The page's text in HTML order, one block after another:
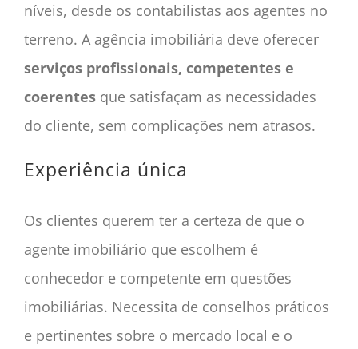
níveis, desde os contabilistas aos agentes no
terreno. A agência imobiliária deve oferecer
serviços profissionais, competentes e
coerentesque satisfaçam as necessidades
do cliente, sem complicações nem atrasos.
Experiência única
Os clientes querem ter a certeza de que o
agente imobiliário que escolhem é
conhecedor e competente em questões
imobiliárias. Necessita de conselhos práticos
e pertinentes sobre o mercado local e o